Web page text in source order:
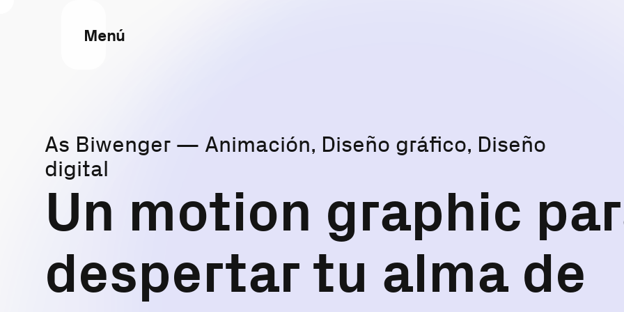
Menú
As Biwenger — Animación, Diseño gráfico, Diseño
digital
Un motion graphic
despertar tu alma de